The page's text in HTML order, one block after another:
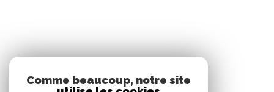
Comme beaucoup, notre site